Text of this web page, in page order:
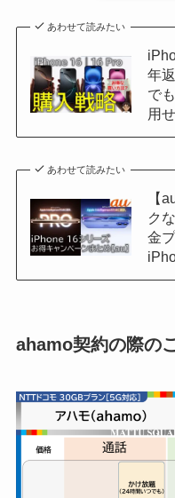
あわせて読みたい
年
で
用
あわせて読みたい
【
ク
金
ahamo契約の際の